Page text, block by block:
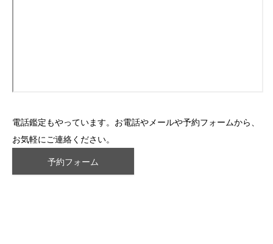
電話鑑定もやっています。お電話やメールや予約フォームから、
お気軽にご連絡ください。
予約フォーム